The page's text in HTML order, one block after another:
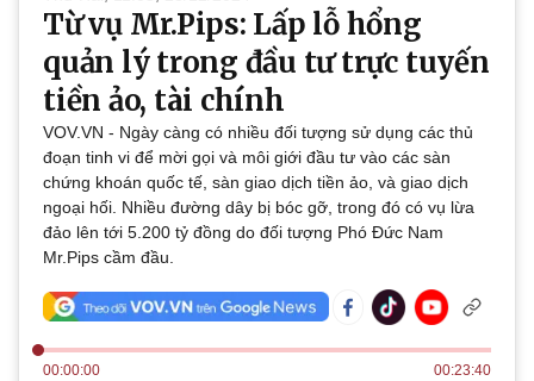
Thế giới
Quan sát
Cuộc sống đó đây
Hồ sơ
Multimedia
Video
Ảnh
Infographic
Kinh tế
Bất động sản
Khởi nghiệp
Thị trường
Giá vàng
Tiêu dùng
Từ vụ Mr.Pips: Lấp lỗ hổng
quản lý trong đầu tư trực tuyến
tiền ảo, tài chính
VOV.VN - Ngày càng có nhiều đối tượng sử dụng các thủ
đoạn tinh vi để mời gọi và môi giới đầu tư vào các sàn
chứng khoán quốc tế, sàn giao dịch tiền ảo, và giao dịch
ngoại hối. Nhiều đường dây bị bóc gỡ, trong đó có vụ lừa
đảo lên tới 5.200 tỷ đồng do đối tượng Phó Đức Nam
Mr.Pips cầm đầu.
00:00:00 00:23:40